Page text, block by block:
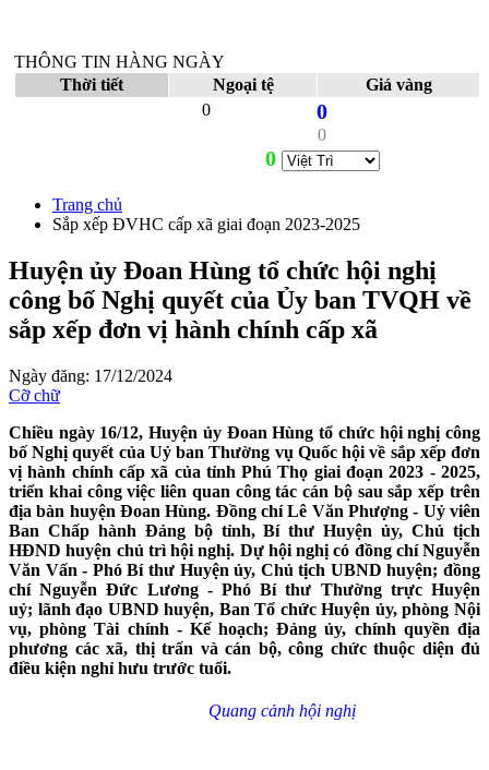
THÔNG TIN HÀNG NGÀY
Thời tiết
Ngoại tệ
Giá vàng
0
0
0
0
Trang chủ
Sắp xếp ĐVHC cấp xã giai đoạn 2023-2025
Huyện ủy Đoan Hùng tổ chức hội nghị
công bố Nghị quyết của Ủy ban TVQH về
sắp xếp đơn vị hành chính cấp xã
Ngày đăng: 17/12/2024
Cỡ chữ
Chiều ngày 16/12, Huyện ủy Đoan Hùng tổ chức hội nghị công
bố Nghị quyết của Uỷ ban Thường vụ Quốc hội về sắp xếp đơn
vị hành chính cấp xã của tỉnh Phú Thọ giai đoạn 2023 - 2025,
triển khai công việc liên quan công tác cán bộ sau sắp xếp trên
địa bàn huyện Đoan Hùng. Đồng chí Lê Văn Phượng - Uỷ viên
Ban Chấp hành Đảng bộ tỉnh, Bí thư Huyện ủy, Chủ tịch
HĐND huyện chủ trì hội nghị. Dự hội nghị có đồng chí Nguyễn
Văn Vấn - Phó Bí thư Huyện ủy, Chủ tịch UBND huyện; đồng
chí Nguyễn Đức Lương - Phó Bí thư Thường trực Huyện
uỷ; lãnh đạo UBND huyện, Ban Tổ chức Huyện ủy, phòng Nội
vụ, phòng Tài chính - Kế hoạch; Đảng ủy, chính quyền địa
phương các xã, thị trấn và cán bộ, công chức thuộc diện đủ
điều kiện nghỉ hưu trước tuổi.
Quang cảnh hội nghị